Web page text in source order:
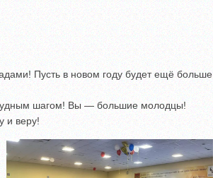
Пусть в новом году будет ещё больше
шагом! Вы — большие молодцы!
и веру!